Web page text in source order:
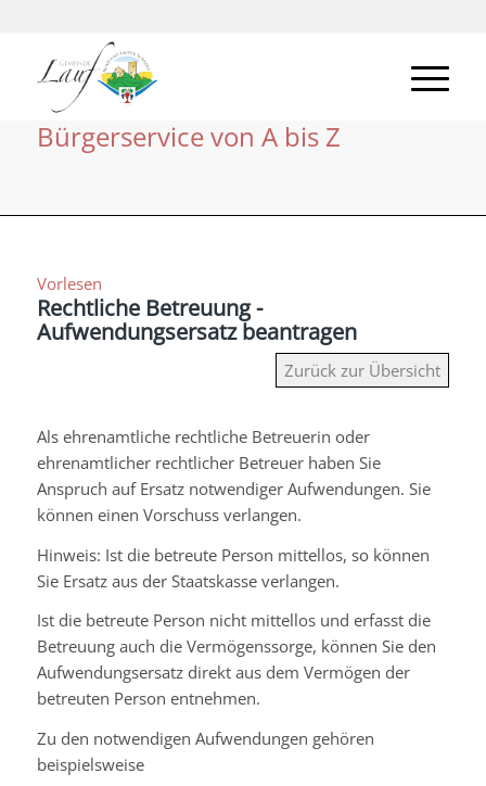
Bürgerservice von A bis Z
Vorlesen
Rechtliche Betreuung -
Aufwendungsersatz beantragen
Zurück zur Übersicht
Als ehrenamtliche rechtliche Betreuerin oder
ehrenamtlicher rechtlicher Betreuer haben Sie
Anspruch auf Ersatz notwendiger Aufwendungen. Sie
können einen Vorschuss verlangen.
Hinweis: Ist die betreute Person mittellos, so können
Sie Ersatz aus der Staatskasse verlangen.
Ist die betreute Person nicht mittellos und erfasst die
Betreuung auch die Vermögenssorge, können Sie den
Aufwendungsersatz direkt aus dem Vermögen der
betreuten Person entnehmen.
Zu den notwendigen Aufwendungen gehören
beispielsweise